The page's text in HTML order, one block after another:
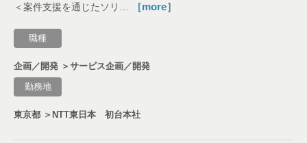
＜案件支援を通じたソリ…
［more］
職種
企画／開発 ＞サービス企画／開発
勤務地
東京都 ＞NTT東日本 初台本社